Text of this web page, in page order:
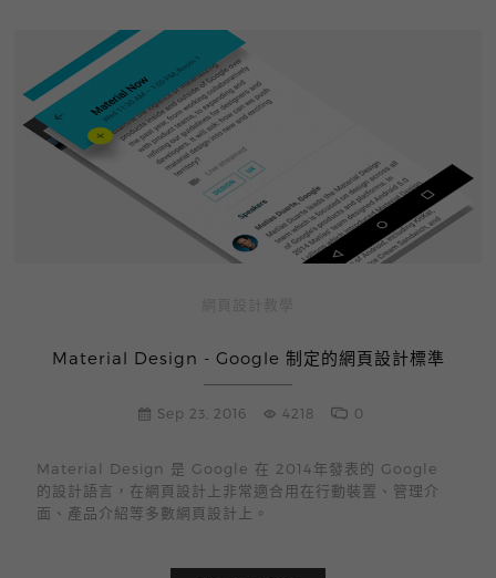
Material Design - Google 制定的網頁設計標準
Sep 23, 2016 4218 0
Material Design 是 Google 在 2014年發表的 Google
的設計語言，在網頁設計上非常適合用在行動裝置、管理介
面、產品介紹等多數網頁設計上。